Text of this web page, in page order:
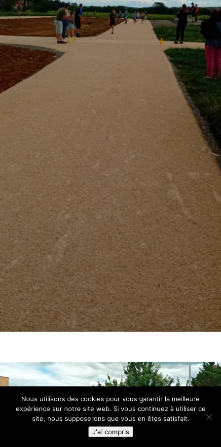
Nous utilisons des cookies pour vous garantir la meilleure
expérience sur notre site web. Si vous continuez à utiliser ce
site, nous supposerons que vous en êtes satisfait.
J'ai compris